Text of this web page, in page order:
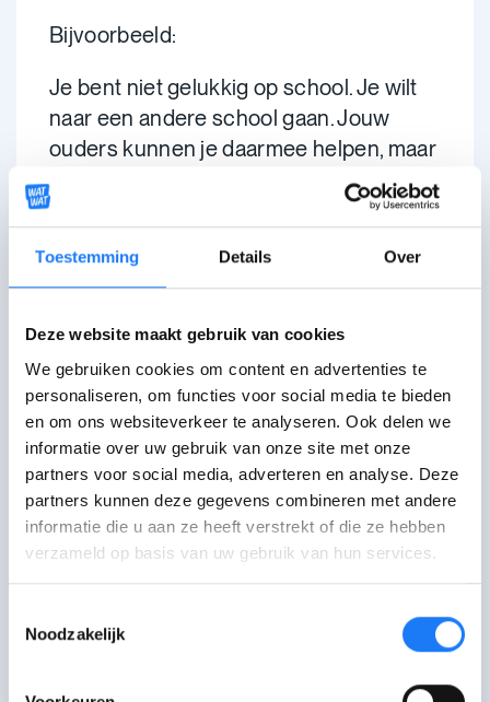
Toestemming Details Over
Deze website maakt gebruik van cookies
We gebruiken cookies om content en advertenties te
personaliseren, om functies voor social media te bieden
en om ons websiteverkeer te analyseren. Ook delen we
informatie over uw gebruik van onze site met onze
partners voor social media, adverteren en analyse. Deze
partners kunnen deze gegevens combineren met andere
informatie die u aan ze heeft verstrekt of die ze hebben
verzameld op basis van uw gebruik van hun services.
Noodzakelijk
Bijvoorbeeld:
Je bent niet gelukkig op school. Je wilt
naar een andere school gaan. Jouw
ouders kunnen je daarmee helpen, maar
je beste vriendin niet.
Zoek je een vriend?
Ben je op zoek naar een vriend? Lees
Hoe maak ikvrienden?
Of praat met iemand die je
niet kent
Praat je liever met iemand die je niet
kent? En die jouw verhaal zeker niet
vertelt aan iemand anders? Dat kan ook.
Huisarts of psycholoog